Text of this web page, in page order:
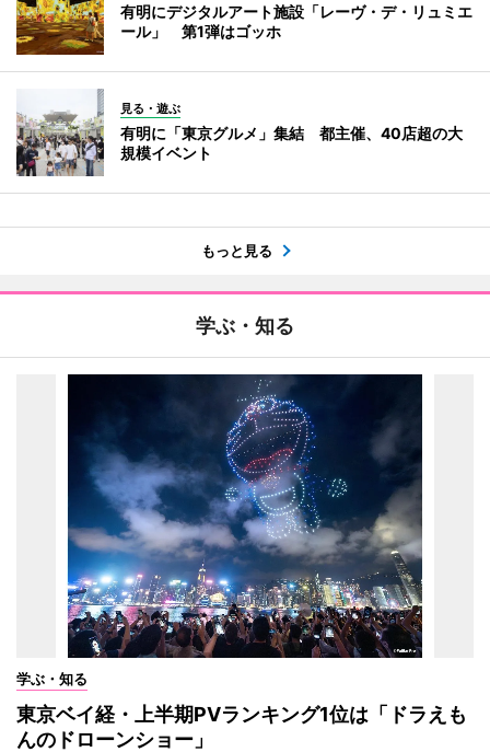
有明にデジタルアート施設「レーヴ・デ・リュミエ
ール」 第1弾はゴッホ
見る・遊ぶ
有明に「東京グルメ」集結 都主催、40店超の大
規模イベント
もっと見る
学ぶ・知る
学ぶ・知る
東京ベイ経・上半期PVランキング1位は「ドラえも
んのドローンショー」